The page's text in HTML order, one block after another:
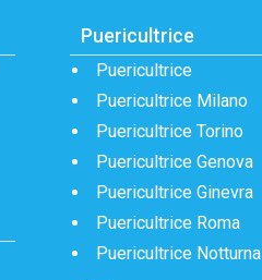
Puericultrice
Puericultrice
Puericultrice Milano
Puericultrice Torino
Puericultrice Genova
Puericultrice Ginevra
Puericultrice Roma
Puericultrice Notturna